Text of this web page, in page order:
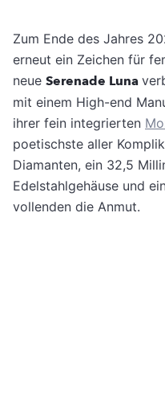
Zum Ende des Jahres
erneut ein Zeichen für
neue Serenade Luna
mit einem High-end
ihrer fein integrierten
poetischste aller
Diamanten, ein 32,5
Edelstahlgehäuse und
vollenden die Anmut.